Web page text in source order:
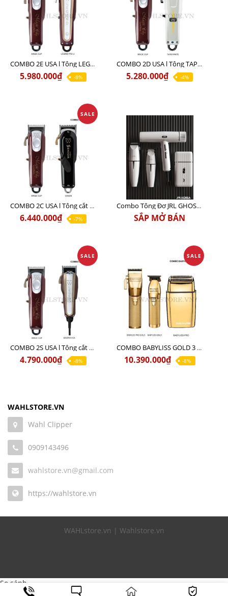
COMBO 2E USA l Tông LEGEND PRO LI + Tông MAGIC CLIP
5.980.000₫ -8%
COMBO 2D USA l Tông TAPER WHITE + Tông MAGIC CLIP
5.280.000₫ -4%
SALE
COMBO 2C USA l Tông cắt Senior + Tông cắt Magic clip
6.440.000₫ -7%
Combo Tông Đơ JRL GHOST 3 Limited Edition Chính Hãng USA
SẮP MỞ BÁN
SALE
COMBO 2S USA l Tông cắt LEGEND USA CÓ DÂY 220V + Tông pin MAGIC CLIP
4.790.000₫ -8%
SALE
COMBO BABYLISS GOLD 3 cao cấp chính hãng
10.390.000₫ -8%
WAHLSTORE.VN
Wahl Clipper
0909143496
wahlstore.vn@gmail.com
https://wahlstore.vn
WAHLstore.vn | Wahlstore.vn
So sánh
add_action('wp_footer', 'devvn_fix_zalome', 999999); function